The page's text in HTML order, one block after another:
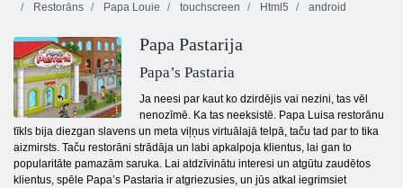
Restorāns
Papa Louie touchscreen Html5 android
Papa Pastarija
Papa’s Pastaria
Ja neesi par kaut ko dzirdējis vai nezini, tas vēl
nenozīmē. Ka tas neeksistē. Papa Luisa restorānu
tīkls bija diezgan slavens un meta viļņus virtuālajā telpā, taču tad par to tika
aizmirsts. Taču restorāni strādāja un labi apkalpoja klientus, lai gan to
popularitāte pamazām saruka. Lai atdzīvinātu interesi un atgūtu zaudētos
klientus, spēle Papa’s Pastaria ir atgriezusies, un jūs atkal iegrimsiet